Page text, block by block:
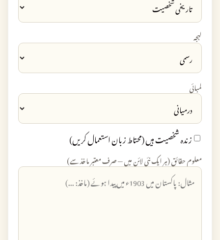
لہجہ
لمبائی
زندہ شخصیت ہیں (محتاط زبان استعمال کریں)
معلوم حقائق (ہر ایک نئی لائن میں — صرف معتبر ماخذ سے)